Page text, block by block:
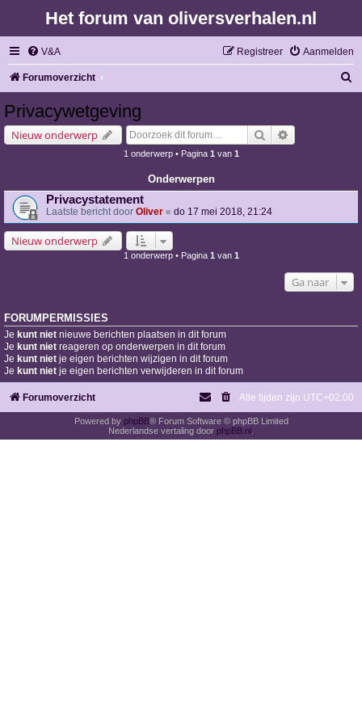
Het forum van oliversverhalen.nl
V&A Aanmelden
Registreer
Forumoverzicht
Privacywetgeving
Nieuw onderwerp Zoek
1 onderwerp • Pagina 1 van 1
Onderwerpen
Privacystatement
Laatste bericht door Oliver « do 17 mei 2018, 21:24
Nieuw onderwerp
1 onderwerp • Pagina 1 van 1
Ga naar
FORUMPERMISSIES
Je kunt niet nieuwe berichten plaatsen in dit forum
Je kunt niet reageren op onderwerpen in dit forum
Je kunt niet je eigen berichten wijzigen in dit forum
Je kunt niet je eigen berichten verwijderen in dit forum
Forumoverzicht Alle tijden zijn UTC+02:00
Powered by phpBB® Forum Software © phpBB Limited
Nederlandse vertaling door phpBB.nl .